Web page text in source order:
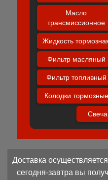
Масло
трансмиссионное
Жидкость
Фильтр масляный
Фильтр топливный
Колодки тормозные
Доставка
сегодня-завтра вы